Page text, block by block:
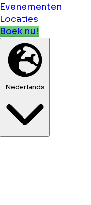
Nieuws
Evenementen
Locaties
Boek nu!